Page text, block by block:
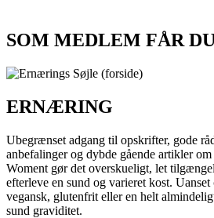
SOM MEDLEM FÅR
ERNÆRING
Ubegrænset adgang til opskrifter, gode
anbefalinger og dybde gående artikler
Woment gør det overskueligt, let
efterleve en sund og varieret kost.
vegansk, glutenfrit eller en helt
sund graviditet.